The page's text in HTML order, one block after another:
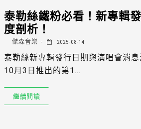
泰勒絲鐵粉必看！新專輯
度剖析！
傑森音樂 2025-08-14
泰勒絲新專輯發行日期與演唱會消
10月3日推出的第1...
繼續閱讀